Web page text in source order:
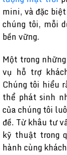
mini, và đặc
chúng tôi, mỗi
bền vững.
Một trong
vụ hỗ trợ
Chúng tôi hiểu
thể phát sinh
của chúng tôi
đề. Từ khâu tư
kỹ thuật trong
hành cùng